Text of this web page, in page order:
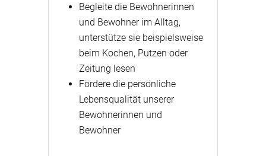
Begleite die Bewohnerinnen
und Bewohner im Alltag,
unterstütze sie beispielsweise
beim Kochen, Putzen oder
Zeitung lesen
Fördere die persönliche
Lebensqualität unserer
Bewohnerinnen und
Bewohner